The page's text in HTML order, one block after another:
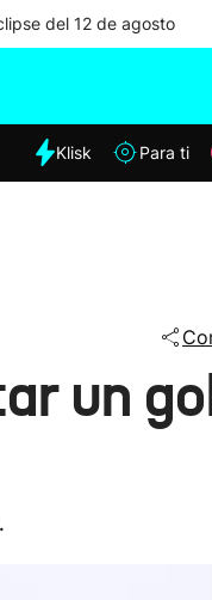
del 12 de agosto
Klisk Para ti
un